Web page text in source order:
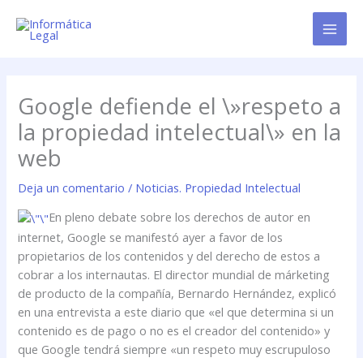
contenido
Google defiende el \»respeto a
la propiedad intelectual\» en la
web
Deja un comentario / Noticias. Propiedad Intelectual
En pleno debate sobre los derechos de autor en
internet, Google se manifestó ayer a favor de los
propietarios de los contenidos y del derecho de estos a
cobrar a los internautas. El director mundial de márketing
de producto de la compañía, Bernardo Hernández, explicó
en una entrevista a este diario que «el que determina si un
contenido es de pago o no es el creador del contenido» y
que Google tendrá siempre «un respeto muy escrupuloso